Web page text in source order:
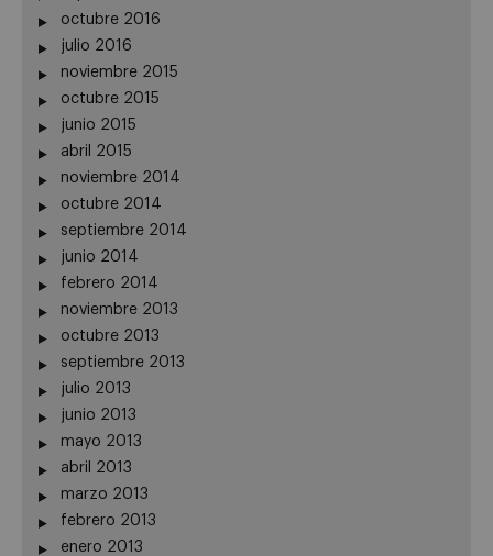
octubre 2016
julio 2016
noviembre 2015
octubre 2015
junio 2015
abril 2015
noviembre 2014
octubre 2014
septiembre 2014
junio 2014
febrero 2014
noviembre 2013
octubre 2013
septiembre 2013
julio 2013
junio 2013
mayo 2013
abril 2013
marzo 2013
febrero 2013
enero 2013